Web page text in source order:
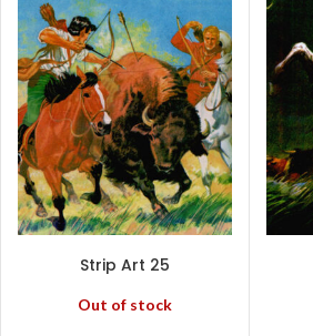
Strip Art 25
Out of stock